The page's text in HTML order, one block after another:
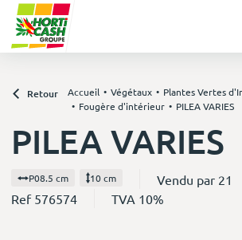
Retour Accueil Végétaux
Plantes Vertes
Fougère d'intérieur
PILEA VARIES
PILEA VARIES
P08.5 cm 10 cm
Vendu par 21
Ref 576574
TVA 10%